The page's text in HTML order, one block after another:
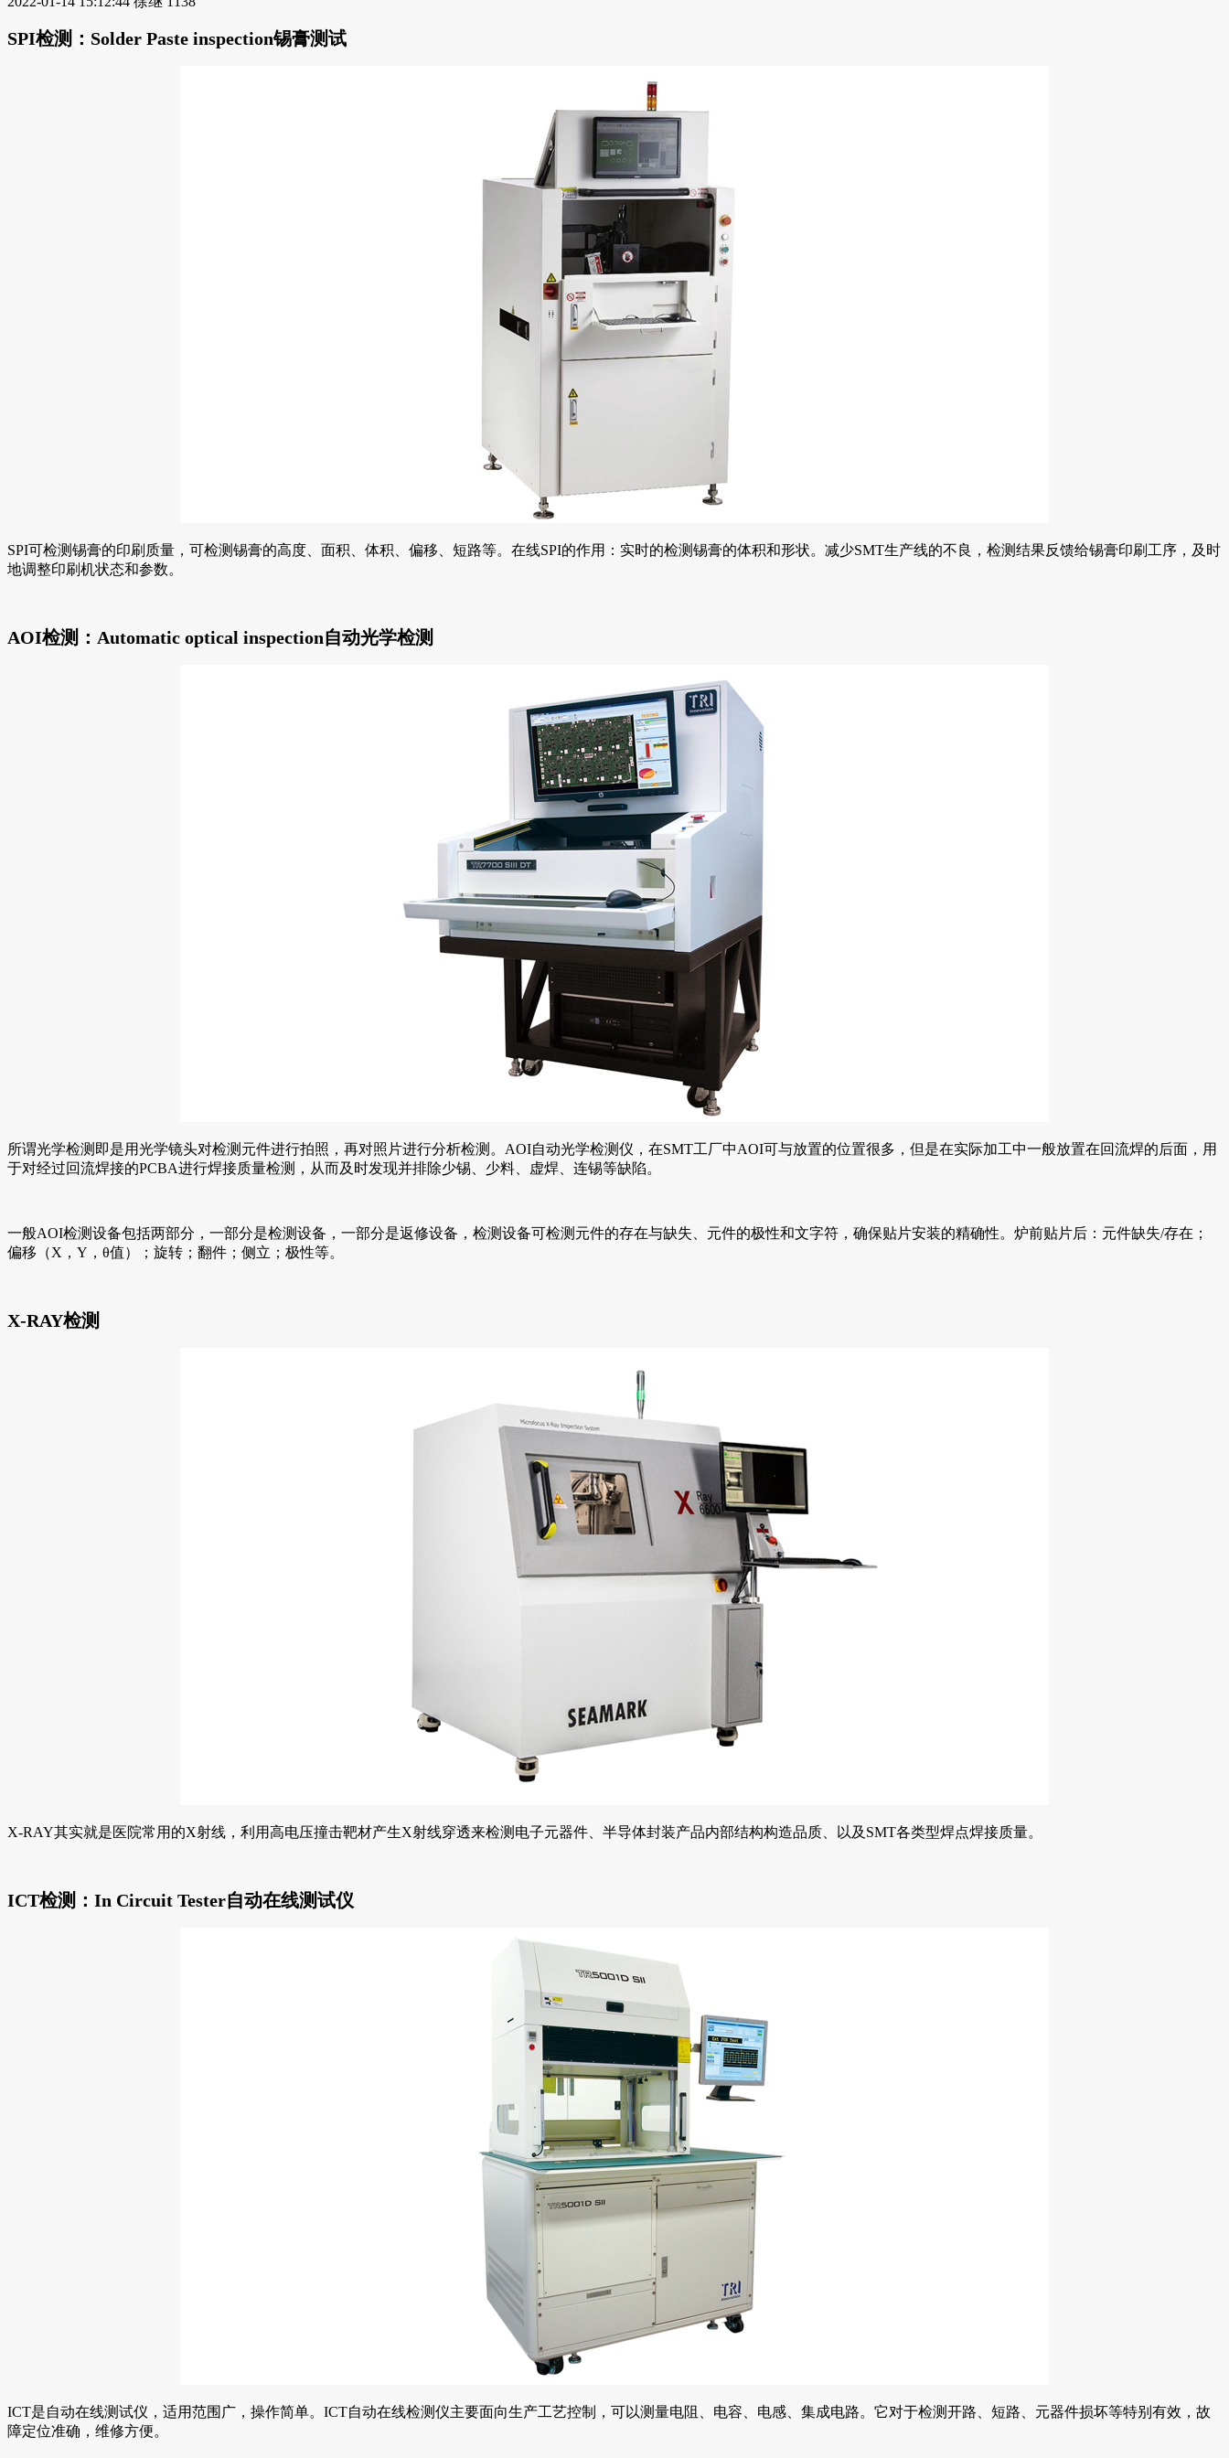
SPI检测：Solder Paste inspection锡膏测试
SPI可检测锡膏的印刷质量，可检测锡膏的高度、面积、体积、偏移、短路等。在线SPI的作用：实时的检测锡膏的体积和形状。减少SMT生产线的不良，检测结果反馈给锡膏印刷工序，及时
地调整印刷机状态和参数。
AOI检测：Automatic optical inspection自动光学检测
所谓光学检测即是用光学镜头对检测元件进行拍照，再对照片进行分析检测。AOI自动光学检测仪，在SMT工厂中AOI可与放置的位置很多，但是在实际加工中一般放置在回流焊的后面，用
于对经过回流焊接的PCBA进行焊接质量检测，从而及时发现并排除少锡、少料、虚焊、连锡等缺陷。
一般AOI检测设备包括两部分，一部分是检测设备，一部分是返修设备，检测设备可检测元件的存在与缺失、元件的极性和文字符，确保贴片安装的精确性。炉前贴片后：元件缺失/存在；
偏移（X，Y，θ值）；旋转；翻件；侧立；极性等。
X-RAY检测
X-RAY其实就是医院常用的X射线，利用高电压撞击靶材产生X射线穿透来检测电子元器件、半导体封装产品内部结构构造品质、以及SMT各类型焊点焊接质量。
ICT检测：In Circuit Tester自动在线测试仪
ICT是自动在线测试仪，适用范围广，操作简单。ICT自动在线检测仪主要面向生产工艺控制，可以测量电阻、电容、电感、集成电路。它对于检测开路、短路、元器件损坏等特别有效，故
障定位准确，维修方便。